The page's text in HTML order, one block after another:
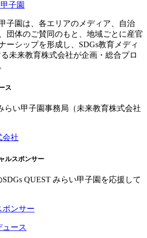
子園は、各エリアのメディア、自治
団体のご賛同のもと、地域ごとに産官
ーシップを形成し、SDGs教育メディ
未来教育株式会社が企画・総合プロ
ス
らい甲子園事務局（未来教育株式会社
ルスポンサー
QUEST みらい甲子園を応援して
ポンサー
ュース